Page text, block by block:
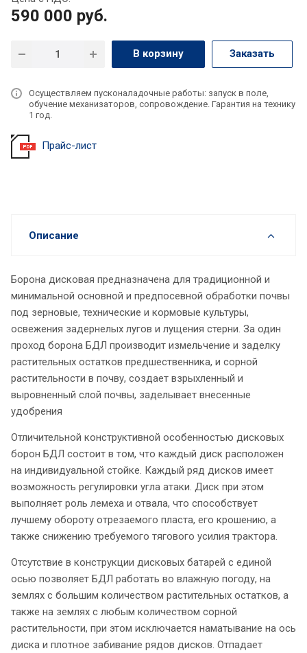
590 000 руб.
В корзину Заказать
Осуществляем пусконаладочные работы: запуск в поле,
обучение механизаторов, сопровождение. Гарантия на технику
1 год.
Прайс-лист
Описание
Борона дисковая предназначена для традиционной и
минимальной основной и предпосевной обработки почвы
под зерновые, технические и кормовые культуры,
освежения задернелых лугов и лущения стерни. За один
проход борона БДЛ производит измельчение и заделку
растительных остатков предшественника, и сорной
растительности в почву, создает взрыхленный и
выровненный слой почвы, заделывает внесенные
удобрения
Отличительной конструктивной особенностью дисковых
борон БДЛ состоит в том, что каждый диск расположен
на индивидуальной стойке. Каждый ряд дисков имеет
возможность регулировки угла атаки. Диск при этом
выполняет роль лемеха и отвала, что способствует
лучшему обороту отрезаемого пласта, его крошению, а
также снижению требуемого тягового усилия трактора.
Отсутствие в конструкции дисковых батарей с единой
осью позволяет БДЛ работать во влажную погоду, на
землях с большим количеством растительных остатков, а
также на землях с любым количеством сорной
растительности, при этом исключается наматывание на ось
диска и плотное забивание рядов дисков. Отпадает